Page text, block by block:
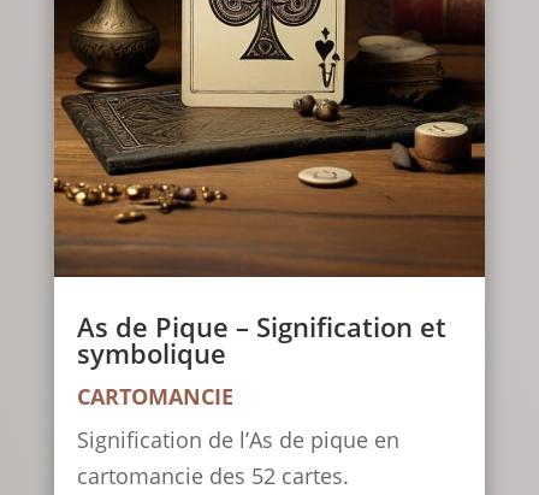
As de Pique – Signification et
symbolique
CARTOMANCIE
Signification de l’As de pique en
cartomancie des 52 cartes.